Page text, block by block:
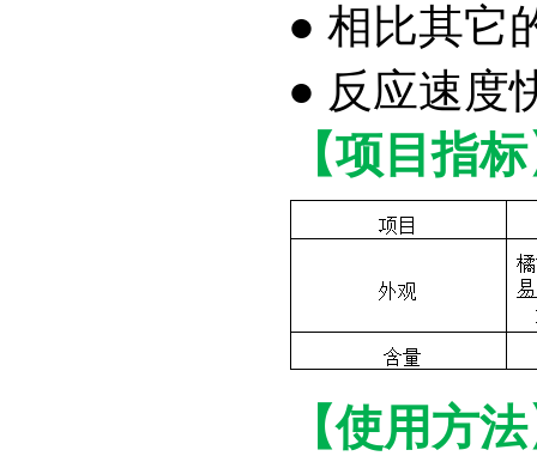
● 相比其它
● 反应速度
【项目指
【使用方